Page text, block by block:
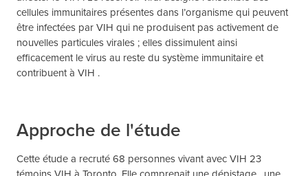
cellules immunitaires présentes dans l’organisme qui peuvent
être infectées par VIH qui ne produisent pas activement de
nouvelles particules virales ; elles dissimulent ainsi
efficacement le virus au reste du système immunitaire et
contribuent à VIH .
Approche de l'étude
Cette étude a recruté 68 personnes vivant avec VIH 23